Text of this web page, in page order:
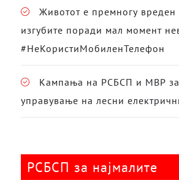
Животот е премногу вреден
изгубите поради мал момент
#НеКористиМобиленТелефон
Кампања на РСБСП и МВР
управување на лесни
РСБСП за најмалите